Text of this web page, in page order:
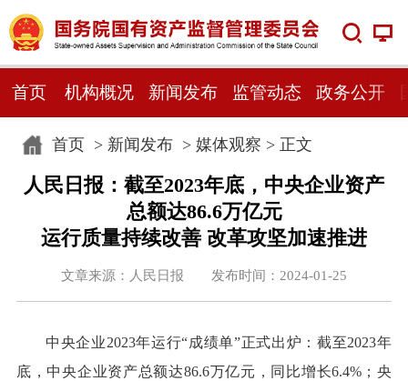
首页 机构概况 新闻发布 监管动态 政务公开
首页> 新闻发布> 媒体观察 > 正文
人民日报：截至2023年底，中央企业资产
总额达86.6万亿元
运行质量持续改善 改革攻坚加速推进
文章来源：人民日报 发布时间：2024-01-25
中央企业2023年运行“成绩单”正式出炉：截至2023年
底，中央企业资产总额达86.6万亿元，同比增长6.4%；央